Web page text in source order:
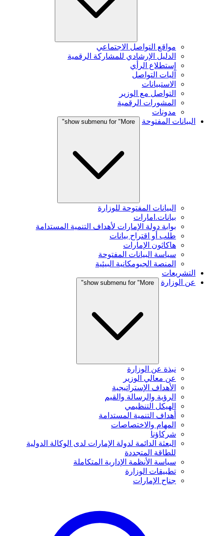
مواقع التواصل الاجتماعي
الدليل الإرشادي للمشاركة الرقمية
إستطلاع الرأي
آليات التواصل
الاستبيانات
التواصل مع الوزير
المشورات الرقمية
مدونات
البيانات المفتوحة
show submenu for "More"
البيانات المفتوحة للوزارة
بيانات.امارات
بوابة دولة الإمارات لأهداف التنمية المستدامة
طلب أو اقتراح بيانات
هاكاثون الإمارات
سياسة البيانات المفتوحة
المنصة الجيومكانية البيئية
التشريعات
عن الوزارة
show submenu for "More"
نبذة عن الوزارة
عن معالي الوزير
الأهداف الإستراتيجية
الرؤية والرسالة والقيم
الهيكل التنظيمي
أهداف التنمية المستدامة
المهام والاختصاصات
شركاؤنا
البعثة الدائمة لدولة الإمارات لدى الوكالة الدولية
للطاقة المتجددة
سياسة الأنظمة الإدارية المتكاملة
تطبيقات الوزارة
جناح الإمارات